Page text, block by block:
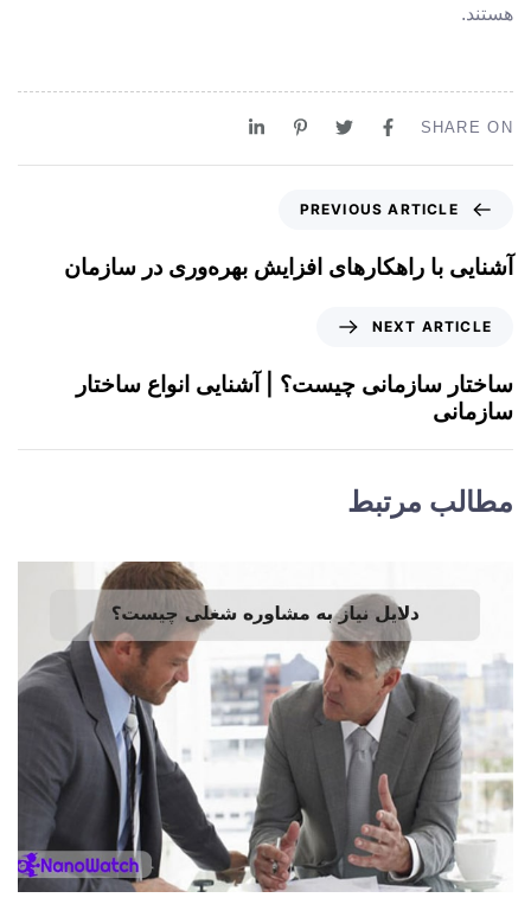
هستند.
SHARE ON
PREVIOUS ARTICLE
آشنایی با راهکارهای افزایش بهره‌وری در سازمان
NEXT ARTICLE
ساختار سازمانی چیست؟ | آشنایی انواع ساختار
سازمانی
مطالب مرتبط